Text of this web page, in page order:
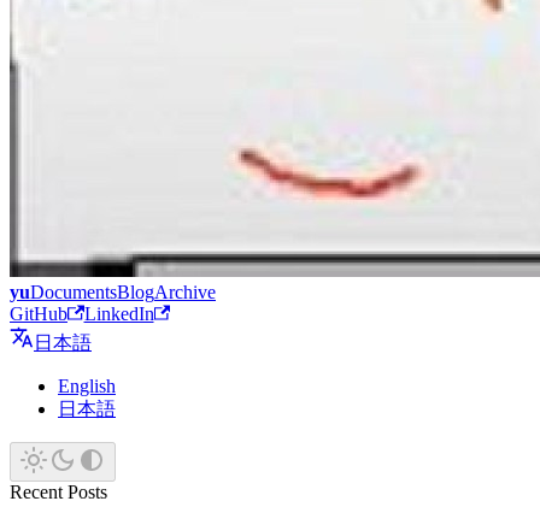
yuDocumentsBlogArchive
GitHub
LinkedIn
日本語
English
日本語
Recent Posts